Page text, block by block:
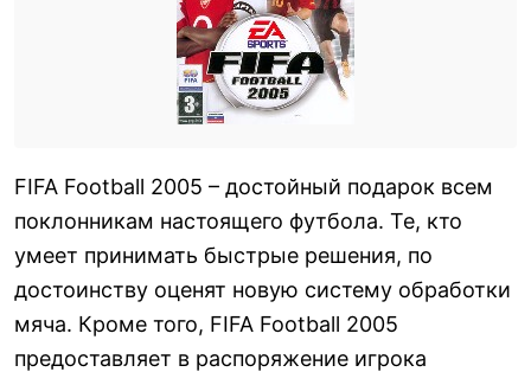
FIFA Football 2005 – достойный подарок всем
поклонникам настоящего футбола. Те, кто
умеет принимать быстрые решения, по
достоинству оценят новую систему обработки
мяча. Кроме того, FIFA Football 2005
предоставляет в распоряжение игрока